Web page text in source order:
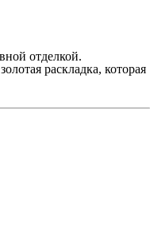
отделкой.
раскладка, которая